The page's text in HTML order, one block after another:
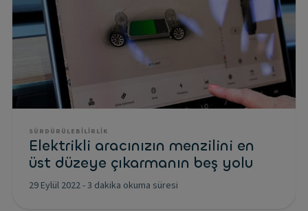
SÜRDÜRÜLEBILIRLIK
Elektrikli aracınızın menzilini en
üst düzeye çıkarmanın beş yolu
29 Eylül 2022-3 dakika okuma süresi